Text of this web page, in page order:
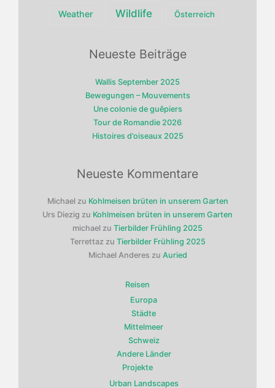
Weather Wildlife Österreich
Neueste Beiträge
Wallis September 2025
Bewegungen – Mouvements
Une colonie de guêpiers
Tour de Romandie 2026
Histoires d’oiseaux 2025
Neueste Kommentare
Michael zu Kohlmeisen brüten in unserem Garten
Urs Diezig zu Kohlmeisen brüten in unserem Garten
michael zu Tierbilder Frühling 2025
Terrettazzu Tierbilder Frühling 2025
Michael Anderes zu Auried
Reisen
Europa
Städte
Mittelmeer
Schweiz
Andere Länder
Projekte
Urban Landscapes